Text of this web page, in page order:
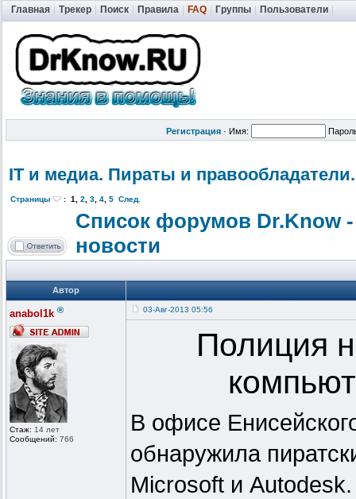
Главная Трекер Поиск Правила FAQ Группы Пользователи
Регистрация · Имя:
IT и медиа. Пираты и правообладат
Страницы : 1, 2, 3, 4, 5 След.
Список форумов Dr.Know
новости
Автор
anabol1k ®
Стаж: 14 лет
Сообщений: 766
03-Авг-2013 05:56
Полиция
В офисе
обнаружила
Microsoft и